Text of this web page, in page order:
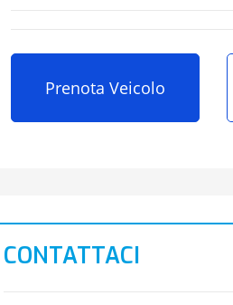
Prenota Veicolo
CONTATTACI